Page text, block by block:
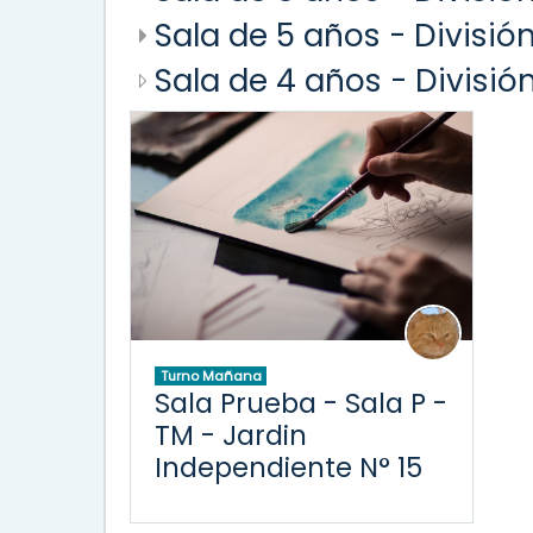
Sala de 5 años -
Sala de 4 años -
Turno Mañana
Sala Prueba - Sala P -
TM - Jardin
Independiente N° 15